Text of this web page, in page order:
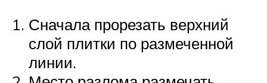
Сначала прорезать верхний
слой плитки по размеченной
линии.